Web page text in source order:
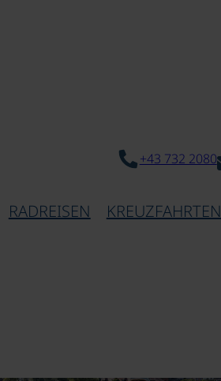
+43 732 2080
RADREISEN KREUZFAHRTEN